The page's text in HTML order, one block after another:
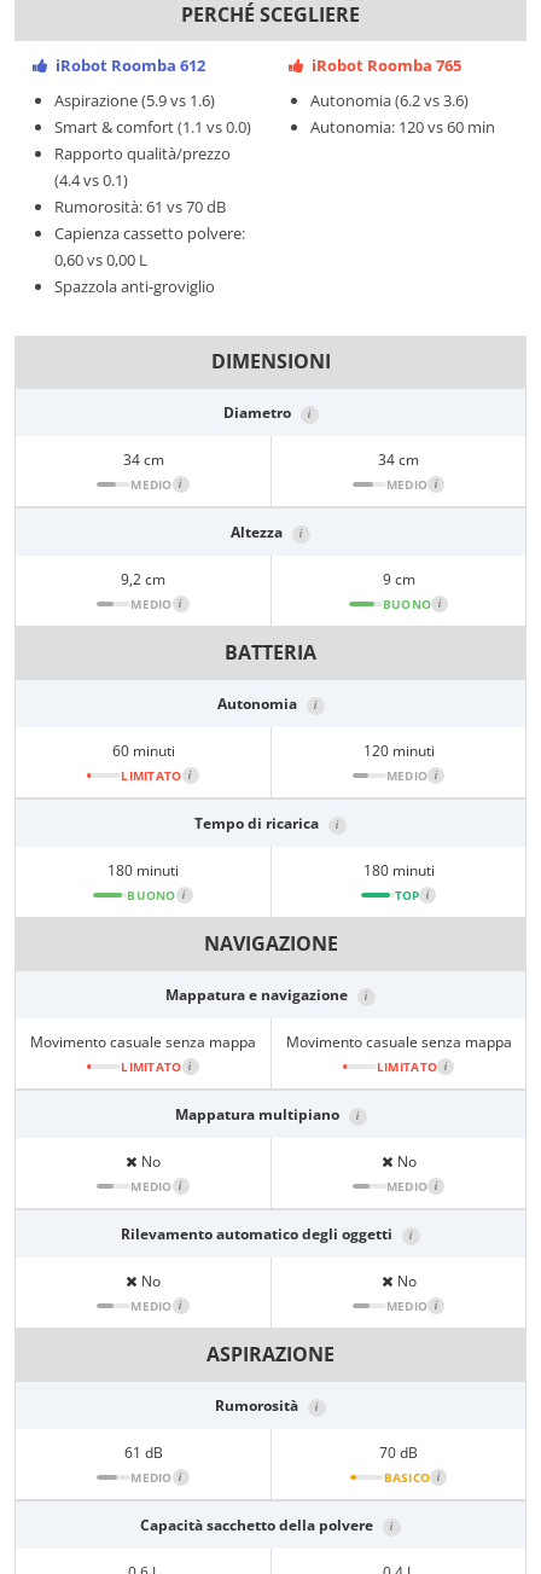
PERCHÉ SCEGLIERE
iRobot Roomba 612
Aspirazione (5.9 vs 1.6)
Smart & comfort (1.1 vs 0.0)
Rapporto qualità/prezzo
(4.4 vs 0.1)
Rumorosità: 61 vs 70 dB
Capienza cassetto polvere:
0,60 vs 0,00 L
Spazzola anti-groviglio
iRobot Roomba 765
Autonomia (6.2 vs 3.6)
Autonomia: 120 vs 60 min
DIMENSIONI
Diametro i
34 cm
MEDIO i
34 cm
MEDIO i
Altezza i
9,2 cm
MEDIO i
9 cm
BUONO i
BATTERIA
Autonomia i
60 minuti
LIMITATO i
120 minuti
MEDIO i
Tempo di ricarica i
180 minuti
BUONO i
180 minuti
TOP i
NAVIGAZIONE
Mappatura e navigazione i
Movimento casuale senza mappa
LIMITATO i
Movimento casuale senza mappa
LIMITATO i
Mappatura multipiano i
No
MEDIO i
No
MEDIO i
Rilevamento automatico degli oggetti i
No
MEDIO i
No
MEDIO i
ASPIRAZIONE
Rumorosità i
61 dB
MEDIO i
70 dB
BASICO i
Capacità sacchetto della polvere i